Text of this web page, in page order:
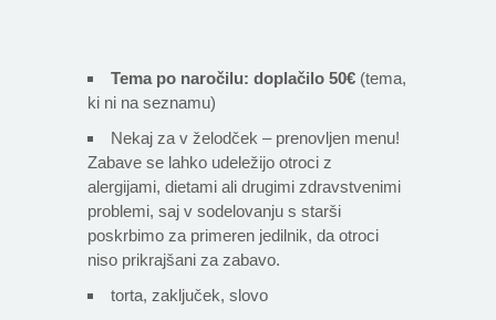
Tema po naročilu: doplačilo 50€ (tema,
ki ni na seznamu)
Nekaj za v želodček – prenovljen menu!
Zabave se lahko udeležijo otroci z
alergijami, dietami ali drugimi zdravstvenimi
problemi, saj v sodelovanju s starši
poskrbimo za primeren jedilnik, da otroci
niso prikrajšani za zabavo.
torta, zaključek, slovo